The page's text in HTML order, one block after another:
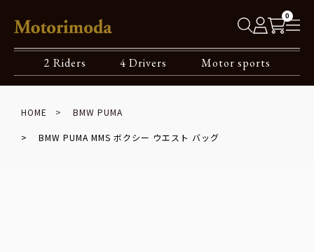
0
2 Riders 4 Drivers Motor sports
HOME BMW PUMA
BMW PUMA MMS ボクシー ウエスト バッグ